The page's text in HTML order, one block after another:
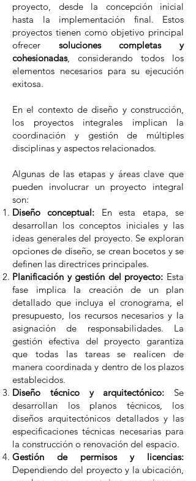
proyecto, desde la concepción inicial
hasta la implementación final. Estos
proyectos tienen como objetivo principal
ofrecer soluciones completas y
cohesionadas, considerando todos los
elementos necesarios para su ejecución
exitosa.
En el contexto de diseño y construcción,
los proyectos integrales implican la
coordinación y gestión de múltiples
disciplinas y aspectos relacionados.
Algunas de las etapas y áreas clave que
pueden involucrar un proyecto integral
son:
Diseño conceptual: En esta etapa, se
desarrollan los conceptos iniciales y las
ideas generales del proyecto. Se exploran
opciones de diseño, se crean bocetos y se
definen las directrices principales.
Planificación y gestión del proyecto: Esta
fase implica la creación de un plan
detallado que incluya el cronograma, el
presupuesto, los recursos necesarios y la
asignación de responsabilidades. La
gestión efectiva del proyecto garantiza
que todas las tareas se realicen de
manera coordinada y dentro de los plazos
establecidos.
Diseño técnico y arquitectónico: Se
desarrollan los planos técnicos, los
diseños arquitectónicos detallados y las
especificaciones técnicas necesarias para
la construcción o renovación del espacio.
Gestión de permisos y licencias:
Dependiendo del proyecto y la ubicación,